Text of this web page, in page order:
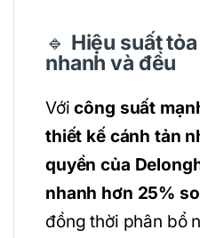
🔹 Hiệu suất
nhanh và đều
Vớicông suất
thiết kế cánh tản
quyền của
nhanh hơn 25%
đồng thời phân bổ